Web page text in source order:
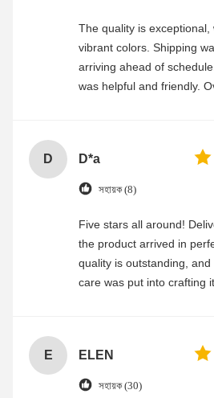
The quality is
vibrant colors. Shipping
arriving ahead of
was helpful and friendly.
D D*a
সহায়ক (8)
Five stars all around!
the product arrived in
quality is outstanding,
care was put into crafting
E ELEN
সহায়ক (30)